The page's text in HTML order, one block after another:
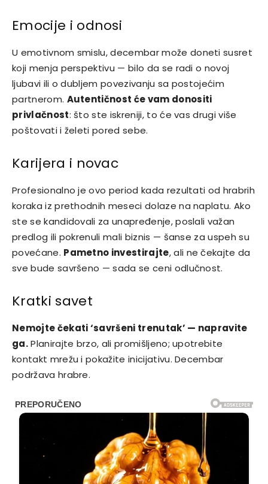
Emocije i odnosi
U emotivnom smislu, decembar može doneti susret
koji menja perspektivu — bilo da se radi o novoj
ljubavi ili o dubljem povezivanju sa postojećim
partnerom. Autentičnost će vam donositi
privlačnost: što ste iskreniji, to će vas drugi više
poštovati i želeti pored sebe.
Karijera i novac
Profesionalno je ovo period kada rezultati od hrabrih
koraka iz prethodnih meseci dolaze na naplatu. Ako
ste se kandidovali za unapređenje, poslali važan
predlog ili pokrenuli mali biznis — šanse za uspeh su
povećane. Pametno investirajte, ali ne čekajte da
sve bude savršeno — sada se ceni odlučnost.
Kratki savet
Nemojte čekati ‘savršeni trenutak’ — napravite
ga.Planirajte brzo, ali promišljeno; upotrebite
kontakt mrežu i pokažite inicijativu. Decembar
podržava hrabre.